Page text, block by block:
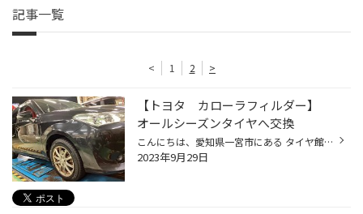
記事一覧
< 1 2 >
【トヨタ カローラフィルダー】
オールシーズンタイヤへ交換
こんにちは、愛知県一宮市にある タイヤ館一宮バイパス店です。 一宮市内だけでなく、 江南市・北名古屋市・岩倉市・羽島市などからも ご来店いただきまして、ありがとうございます！ 【タイヤ館一宮アクセスMAP】↓ https://www.taiyakan.co.jp/shop/ichinomiya-b/about/access/ トヨタ カローラフ...
2023年9月29日